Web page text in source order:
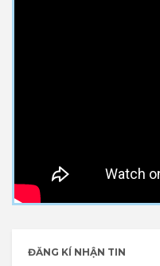
ĐĂNG KÍ NHẬN TIN